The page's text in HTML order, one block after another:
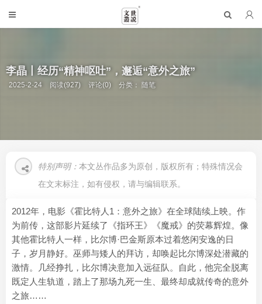
李晶丨经历“精神呕吐”，邂逅“意外之旅”
2025-2-24 阅读(927) 评论(0) 分类：随笔
特别声明： 本文丛作品多为原创，版权所有；特殊情况会
在文末标注，如有侵权，请与编辑联系。
2012年，电影《霍比特人1：意外之旅》在全球陆续上映。作
为前传，这部影片延续了《指环王》《魔戒》的荧幕辉煌。像
其他霍比特人一样，比尔博·巴金斯原本过着悠闲安逸的日
子，岁月静好。巫师与矮人的拜访，却唤起比尔博深处潜藏的
激情。几经挣扎，比尔博决意加入远征队。自此，他完全脱离
既定人生轨道，踏上了那场九死一生、最终却成就传奇的意外
之旅……